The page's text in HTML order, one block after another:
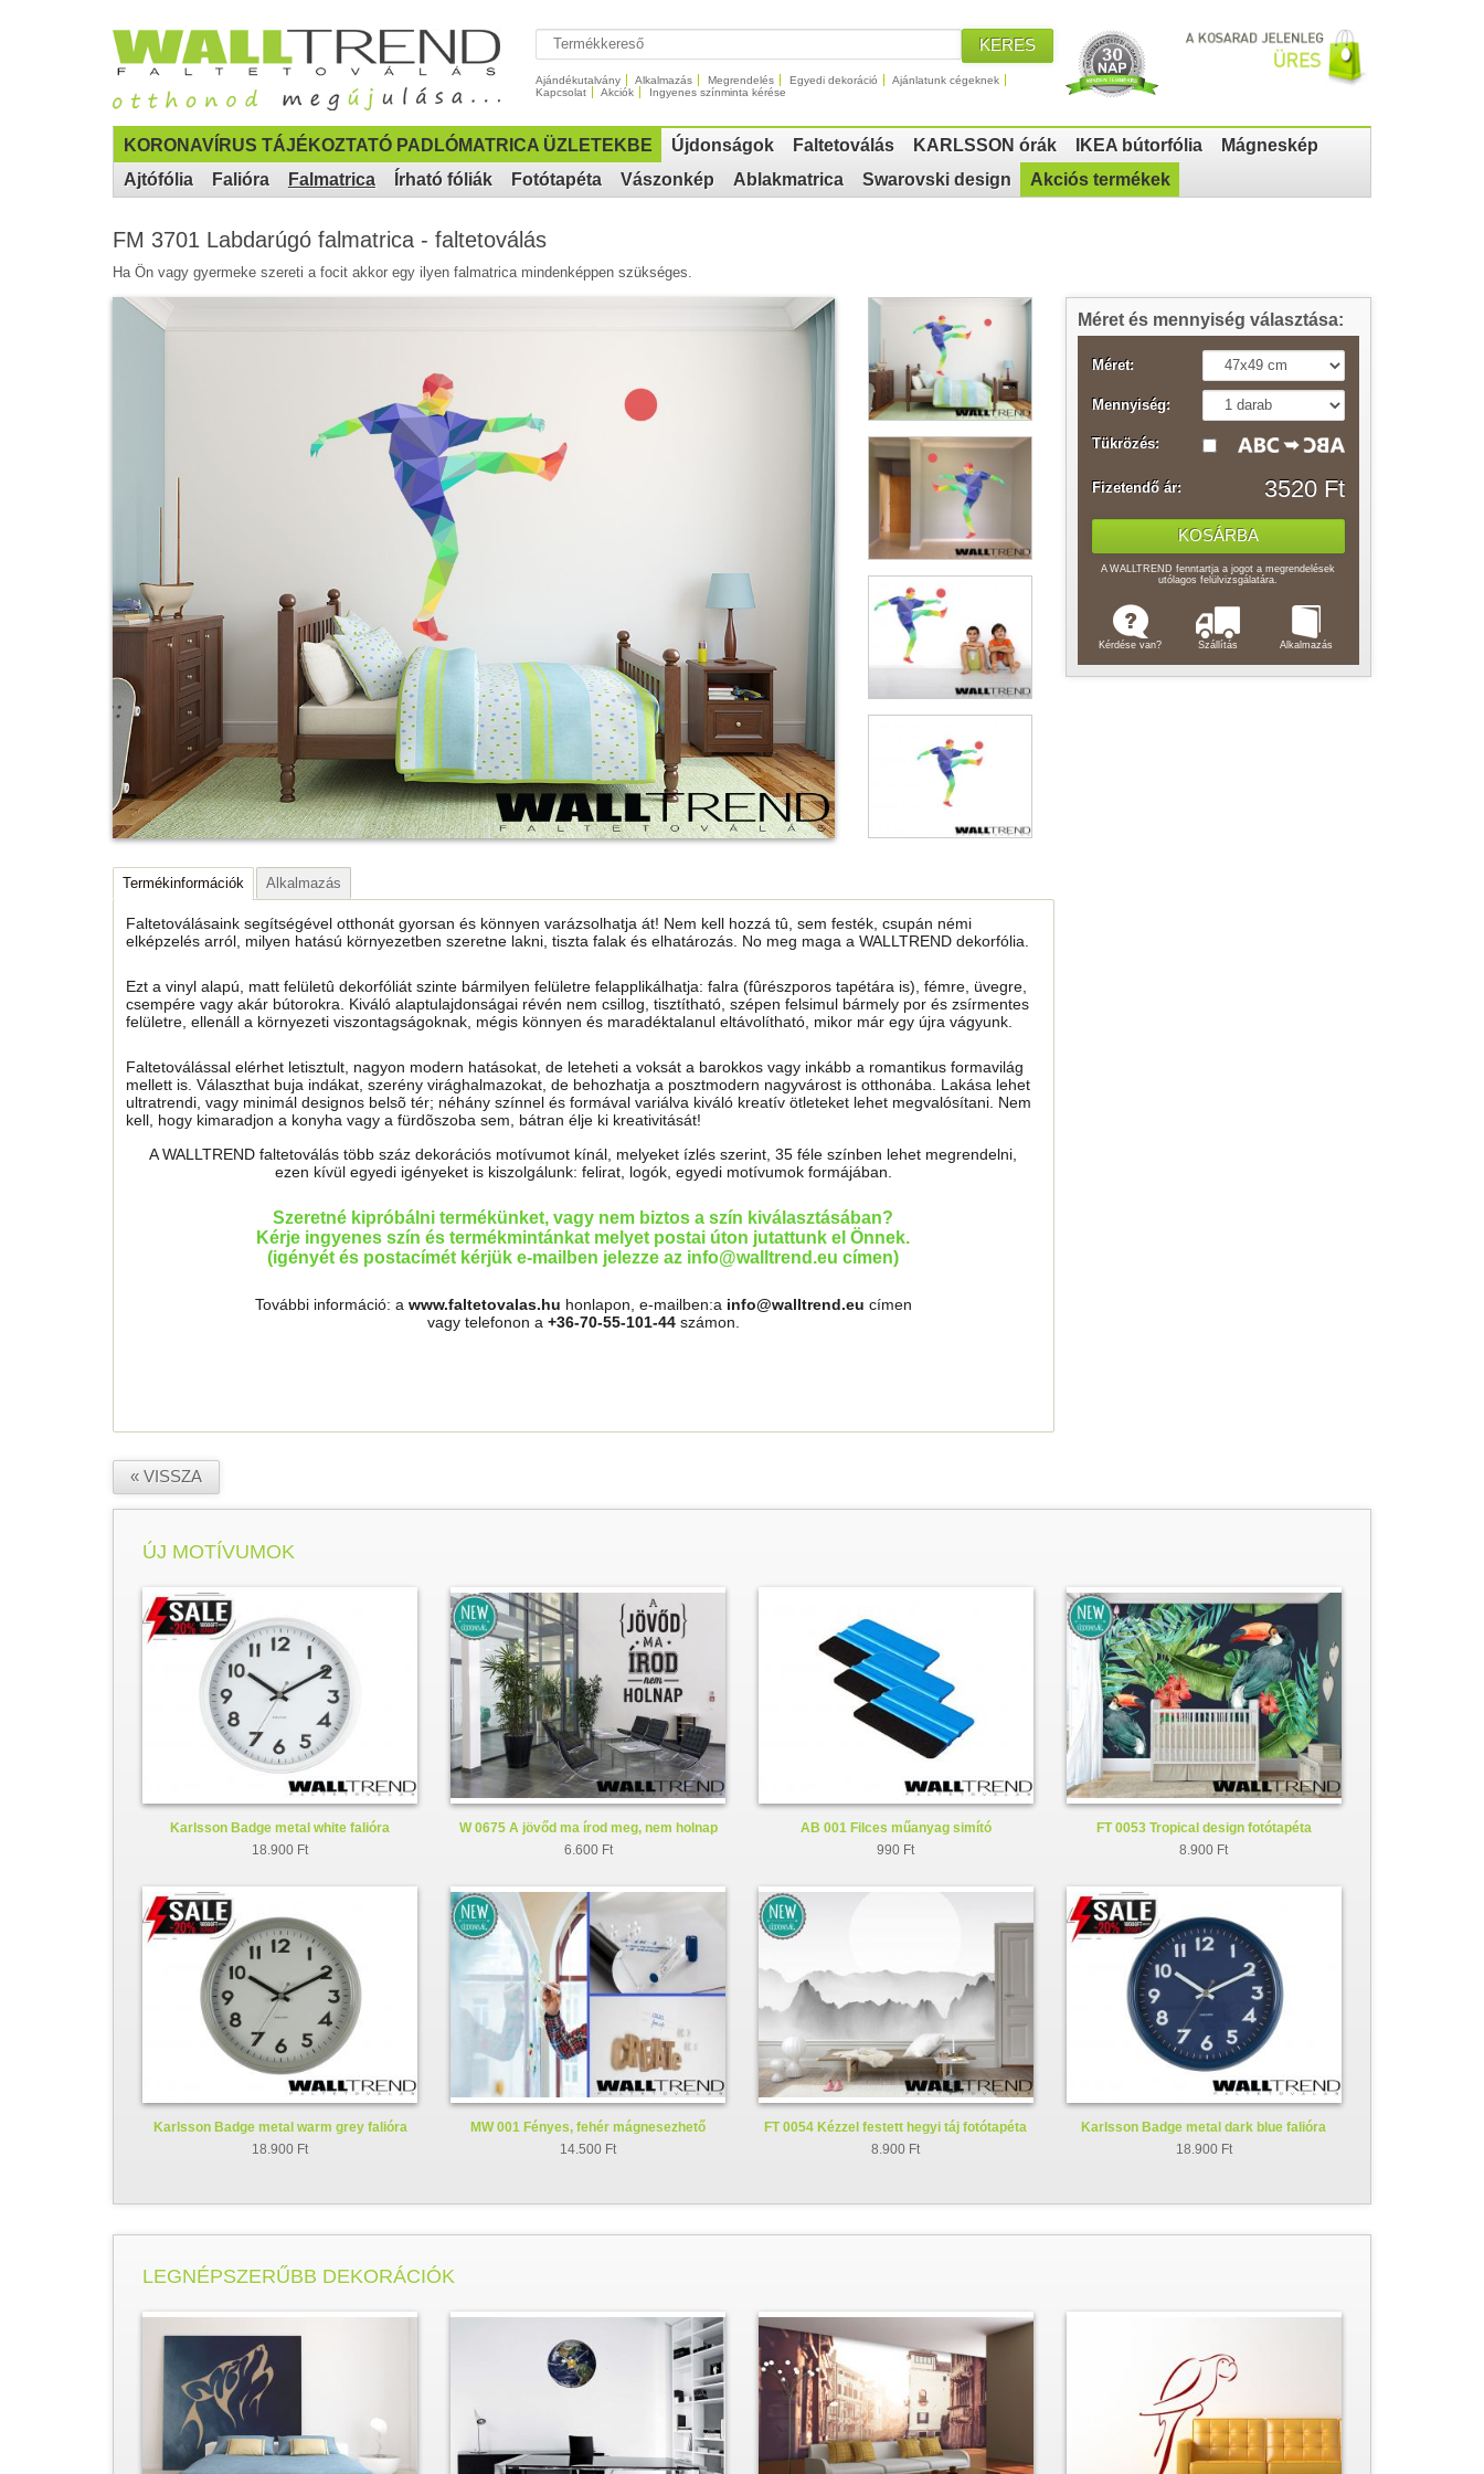
KERES
Ajándékutalvány Alkalmazás Megrendelés Egyedi dekoráció
Ajánlatunk cégeknek
Kapcsolat
Akciók Ingyenes színminta kérése
KORONAVÍRUS TÁJÉKOZTATÓ PADLÓMATRICA ÜZLETEKBE Újdonságok Faltetoválás KARLSSON órák IKEA bútorfólia
Mágneskép
Ajtófólia
Falióra Falmatrica Írható fóliák Fotótapéta Vászonkép Ablakmatrica Swarovski design Akciós termékek
FM 3701 Labdarúgó falmatrica - faltetoválás
Ha Ön vagy gyermeke szereti a focit akkor egy ilyen falmatrica mindenképpen szükséges.
Termékinformációk Alkalmazás
Faltetoválásaink segítségével otthonát gyorsan és könnyen varázsolhatja át! Nem kell hozzá tû, sem festék, csupán némi
elképzelés arról, milyen hatású környezetben szeretne lakni, tiszta falak és elhatározás. No meg maga a WALLTREND dekorfólia.
Ezt a vinyl alapú, matt felületû dekorfóliát szinte bármilyen felületre felapplikálhatja: falra (fûrészporos tapétára is), fémre, üvegre,
csempére vagy akár bútorokra. Kiváló alaptulajdonságai révén nem csillog, tisztítható, szépen felsimul bármely por és zsírmentes
felületre, ellenáll a környezeti viszontagságoknak, mégis könnyen és maradéktalanul eltávolítható, mikor már egy újra vágyunk.
Faltetoválással elérhet letisztult, nagyon modern hatásokat, de leteheti a voksát a barokkos vagy inkább a romantikus formavilág
mellett is. Választhat buja indákat, szerény virághalmazokat, de behozhatja a posztmodern nagyvárost is otthonába. Lakása lehet
ultratrendi, vagy minimál designos belsõ tér; néhány színnel és formával variálva kiváló kreatív ötleteket lehet megvalósítani. Nem
kell, hogy kimaradjon a konyha vagy a fürdõszoba sem, bátran élje ki kreativitását!
A WALLTREND faltetoválás több száz dekorációs motívumot kínál, melyeket ízlés szerint, 35 féle színben lehet megrendelni,
ezen kívül egyedi igényeket is kiszolgálunk: felirat, logók, egyedi motívumok formájában.
Szeretné kipróbálni termékünket, vagy nem biztos a szín kiválasztásában?
Kérje ingyenes szín és termékmintánkat melyet postai úton jutattunk el Önnek.
(igényét és postacímét kérjük e-mailben jelezze az info@walltrend.eu címen)
További információ: a www.faltetovalas.hu honlapon, e-mailben:a info@walltrend.eu címen
vagy telefonon a +36-70-55-101-44 számon.
Méret és mennyiség választása:
Méret:
Mennyiség:
Tükrözés:
Fizetendő ár: 3520 Ft
A WALLTREND fenntartja a jogot a megrendelések
utólagos felülvizsgálatára.
Kérdése van? Szállítás Alkalmazás
« VISSZA
ÚJ MOTÍVUMOK
Karlsson Badge metal white falióra
KA5610WH
18.900 Ft
W 0675 A jövőd ma írod meg, nem holnap
faltetoválás - falmatrica
6.600 Ft
AB 001 Filces műanyag simító
990 Ft
FT 0053 Tropical design fotótapéta
8.900 Ft
Karlsson Badge metal warm grey falióra
KA5610GY
18.900 Ft
MW 001 Fényes, fehér mágnesezhető
whiteboard fólia
14.500 Ft
FT 0054 Kézzel festett hegyi táj fotótapéta
8.900 Ft
Karlsson Badge metal dark blue falióra
KA5610BL
18.900 Ft
LEGNÉPSZERŰBB DEKORÁCIÓK